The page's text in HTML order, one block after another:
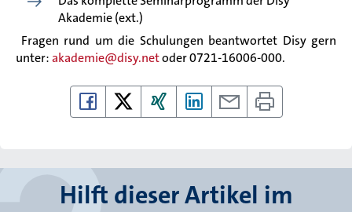
Akademie (ext.)
Fragen rund um die Schulungen beantwortet Disy gern
unter:akademie@disy.netoder 0721-16006-000.
Hilft dieser Artikel im